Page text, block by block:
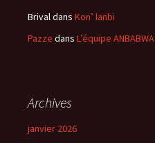
Brivaldans Kon’ lanbi
Pazze dans L’équipe ANBABWA
Archives
janvier 2026